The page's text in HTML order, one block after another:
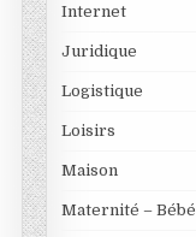
Internet
Juridique
Logistique
Loisirs
Maison
Maternité – Bébé